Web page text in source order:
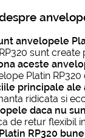
anvelopele
sunt
aceste
Platin
principale ale
ridicata si
daca nu
de retur flexibil
RP320